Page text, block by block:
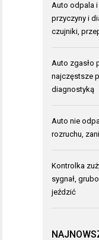
Auto odpala
przyczyny i
czujniki,
Auto zgasło
najczęstsze
diagnostyką
Auto nie
rozruchu,
Kontrolka
sygnał,
jeździć